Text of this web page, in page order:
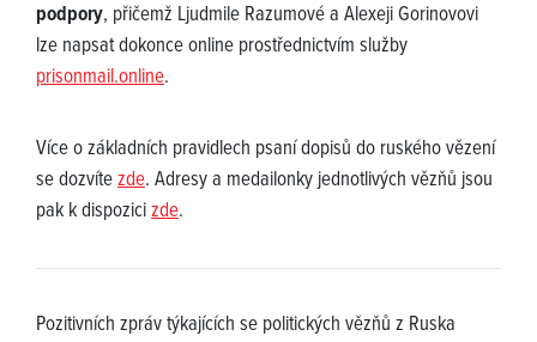
podpory, přičemž Ljudmile Razumové a Alexeji Gorinovovi
lze napsat dokonce online prostřednictvím služby
prisonmail.online.
Více o základních pravidlech psaní dopisů do ruského vězení
se dozvítezde. Adresy a medailonky jednotlivých vězňů jsou
pak k dispozicizde.
Pozitivních zpráv týkajících se politických vězňů z Ruska